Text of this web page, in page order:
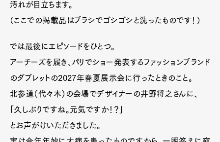
汚れが目立ちます。
（ここでの掲載品はブラシでゴシゴシと洗ったものです！）
では最後にエピソードをひとつ。
アーチーズを履き、パリでショー発表するファッションブランド
のダブレットの2027年春夏展示会に行ったときのこと。
北参道（代々木）の会場でデザイナーの井野将之さんに、
「久しぶりですね。元気ですか！？」
とお声がけいただきました。